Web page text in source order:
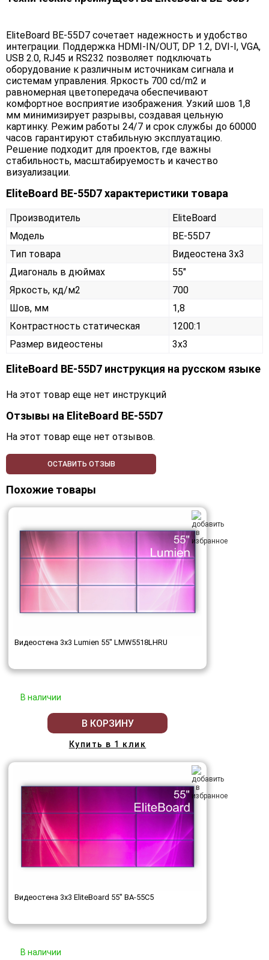
EliteBoard BE-55D7 сочетает надежность и удобство
интеграции. Поддержка HDMI-IN/OUT, DP 1.2, DVI-I, VGA,
USB 2.0, RJ45 и RS232 позволяет подключать
оборудование к различным источникам сигнала и
системам управления. Яркость 700 cd/m2 и
равномерная цветопередача обеспечивают
комфортное восприятие изображения. Узкий шов 1,8
мм минимизирует разрывы, создавая цельную
картинку. Режим работы 24/7 и срок службы до 60000
часов гарантируют стабильную эксплуатацию.
Решение подходит для проектов, где важны
стабильность, масштабируемость и качество
визуализации.
EliteBoard BE-55D7 характеристики товара
Производитель
EliteBoard
Модель
BE-55D7
Тип товара
Видеостена 3х3
Диагональ в дюймах
55"
Яркость, кд/м2
700
Шов, мм
1,8
Контрастность статическая
1200:1
Размер видеостены
3x3
EliteBoard BE-55D7 инструкция на русском языке
На этот товар еще нет инструкций
Отзывы на EliteBoard BE-55D7
На этот товар еще нет отзывов.
ОСТАВИТЬ ОТЗЫВ
Похожие товары
Видеостена 3x3 Lumien 55" LMW5518LHRU
В наличии
В КОРЗИНУ
Купить в 1 клик
Видеостена 3x3 EliteBoard 55" BA-55C5
В наличии